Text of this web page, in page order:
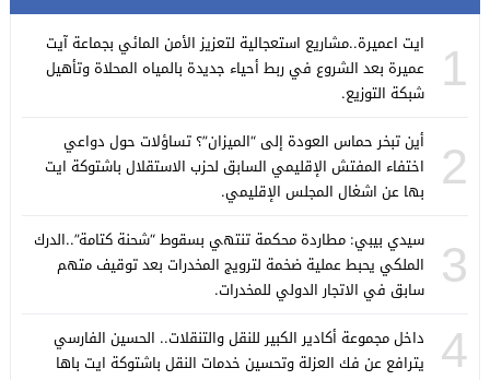
1
ايت اعميرة..مشاريع استعجالية لتعزيز الأمن المائي بجماعة آيت
عميرة بعد الشروع في ربط أحياء جديدة بالمياه المحلاة وتأهيل
شبكة التوزيع.
2
أين تبخر حماس العودة إلى “الميزان”؟ تساؤلات حول دواعي
اختفاء المفتش الإقليمي السابق لحزب الاستقلال باشتوكة ايت
بها عن اشغال المجلس الإقليمي.
3
سيدي بيبي: مطاردة محكمة تنتهي بسقوط “شحنة كتامة”..الدرك
الملكي يحبط عملية ضخمة لترويج المخدرات بعد توقيف متهم
سابق في الاتجار الدولي للمخدرات.
4
داخل مجموعة أكادير الكبير للنقل والتنقلات.. الحسين الفارسي
يترافع عن فك العزلة وتحسين خدمات النقل باشتوكة ايت باها